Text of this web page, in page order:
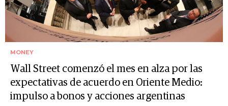
MONEY
Wall Street comenzó el mes en alza por las
expectativas de acuerdo en Oriente Medio:
impulso a bonos y acciones argentinas